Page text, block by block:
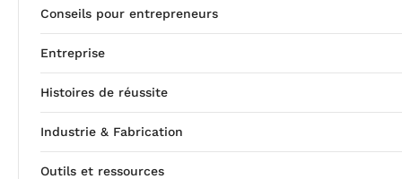
Conseils pour entrepreneurs
Entreprise
Histoires de réussite
Industrie & Fabrication
Outils et ressources